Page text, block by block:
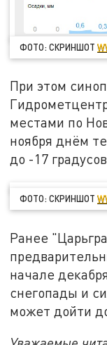
ФОТО: СКРИНШОТ
При этом
местами по
ноября днём
до -17
ФОТО: СКРИНШОТ
Ранее
начале
снегопады и
может дойти